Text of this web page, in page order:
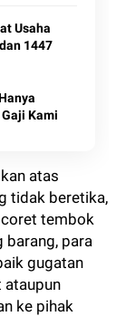
Usaha
1447
Kami
atas
tidak beretika,
tembok
barang, para
gugatan
ataupun
ke pihak